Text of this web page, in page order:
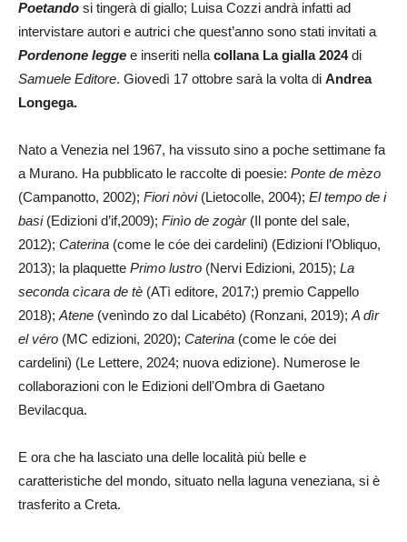
Poetando si tingerà di giallo; Luisa Cozzi andrà infatti ad
intervistare autori e autrici che quest’anno sono stati invitati a
Pordenone legge e inseriti nella collana La gialla 2024di
Samuele Editore. Giovedì 17 ottobre sarà la volta di Andrea
Longega.
Nato a Venezia nel 1967, ha vissuto sino a poche settimane fa
a Murano. Ha pubblicato le raccolte di poesie: Ponte de mèzo
(Campanotto, 2002); Fiori nòvi(Lietocolle, 2004); El tempo de i
basi(Edizioni d’if,2009); Finìo de zogàr(Il ponte del sale,
2012); Caterina (come le cóe dei cardelini) (Edizioni l’Obliquo,
2013); la plaquette Primo lustro (Nervi Edizioni, 2015); La
seconda cìcara de tè (ATì editore, 2017;) premio Cappello
2018); Atene (venìndo zo dal Licabéto) (Ronzani, 2019); A dìr
el véro (MC edizioni, 2020); Caterina (come le cóe dei
cardelini) (Le Lettere, 2024; nuova edizione). Numerose le
collaborazioni con le Edizioni dellʼOmbra di Gaetano
Bevilacqua.
E ora che ha lasciato una delle località più belle e
caratteristiche del mondo, situato nella laguna veneziana, si è
trasferito a Creta.